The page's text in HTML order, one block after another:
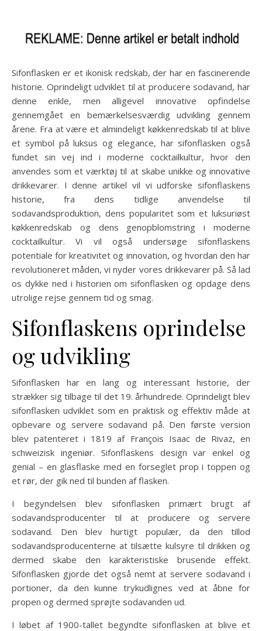
Sifonflasken er et ikonisk redskab, der har en fascinerende
historie. Oprindeligt udviklet til at producere sodavand, har
denne enkle, men alligevel innovative opfindelse
gennemgået en bemærkelsesværdig udvikling gennem
årene. Fra at være et almindeligt køkkenredskab til at blive
et symbol på luksus og elegance, har sifonflasken også
fundet sin vej ind i moderne cocktailkultur, hvor den
anvendes som et værktøj til at skabe unikke og innovative
drikkevarer. I denne artikel vil vi udforske sifonflaskens
historie, fra dens tidlige anvendelse til
sodavandsproduktion, dens popularitet som et luksuriøst
køkkenredskab og dens genopblomstring i moderne
cocktailkultur. Vi vil også undersøge sifonflaskens
potentiale for kreativitet og innovation, og hvordan den har
revolutioneret måden, vi nyder vores drikkevarer på. Så lad
os dykke ned i historien om sifonflasken og opdage dens
utrolige rejse gennem tid og smag.
Sifonflaskens oprindelse
og udvikling
Sifonflasken har en lang og interessant historie, der
strækker sig tilbage til det 19. århundrede. Oprindeligt blev
sifonflasken udviklet som en praktisk og effektiv måde at
opbevare og servere sodavand på. Den første version
blev patenteret i 1819 af François Isaac de Rivaz, en
schweizisk ingeniør. Sifonflaskens design var enkel og
genial – en glasflaske med en forseglet prop i toppen og
et rør, der gik ned til bunden af flasken.
I begyndelsen blev sifonflasken primært brugt af
sodavandsproducenter til at producere og servere
sodavand. Den blev hurtigt populær, da den tillod
sodavandsproducenterne at tilsætte kulsyre til drikken og
dermed skabe den karakteristiske brusende effekt.
Sifonflasken gjorde det også nemt at servere sodavand i
portioner, da den kunne trykudlignes ved at åbne for
propen og dermed sprøjte sodavanden ud.
I løbet af 1900-tallet begyndte sifonflasken at blive et